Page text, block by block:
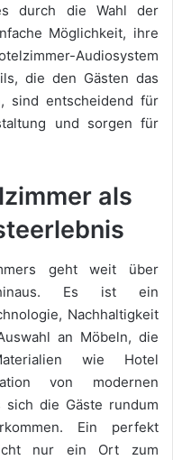
durch die Wahl der
Möglichkeit, ihre
Audiosystem
die den Gästen das
sind entscheidend für
und sorgen für
als
geht weit über
hinaus. Es ist ein
Nachhaltigkeit
an Möbeln, die
wie Hotel
von modernen
sich die Gäste rundum
Ein perfekt
nur ein Ort zum